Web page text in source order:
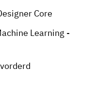
Core
Learning -